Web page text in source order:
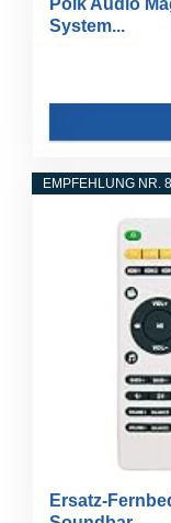
System...
EMPFEHLUNG NR. 8
Ersatz-